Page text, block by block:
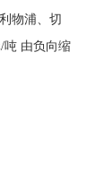
物浦、切
吨 由负向缩